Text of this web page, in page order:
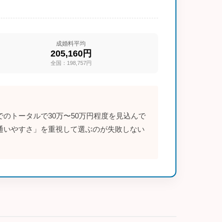
成婚料平均
205,160円
全国：198,757円
トータルで30万〜50万円程度を見込んで
やすさ」を重視して選ぶのが失敗しない